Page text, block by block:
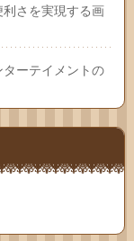
さを実現する画
ーテイメントの